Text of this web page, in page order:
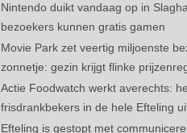
Nintendo duikt vandaag op in
bezoekers kunnen gratis gamen
Movie Park zet veertig miljoenste
zonnetje: gezin krijgt flinke
Actie Foodwatch werkt averechts:
frisdrankbekers in de hele Efteling
Efteling is gestopt met